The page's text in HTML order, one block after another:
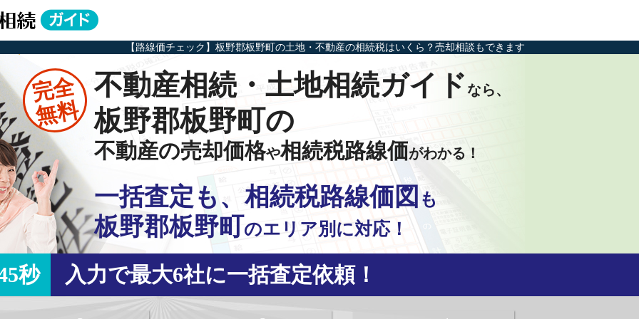
【路線価チェック】板野郡板野町の土地・不動産の相続税はいくら？売却相談もできます
完全
無料
不動産相続・土地相続ガイドなら、
板野郡板野町の
不動産の売却価格や相続税路線価がわかる！
一括査定も、相続税路線価図 も
板野郡板野町のエリア別に対応！
秒 入力で最大6社に一括査定依頼！